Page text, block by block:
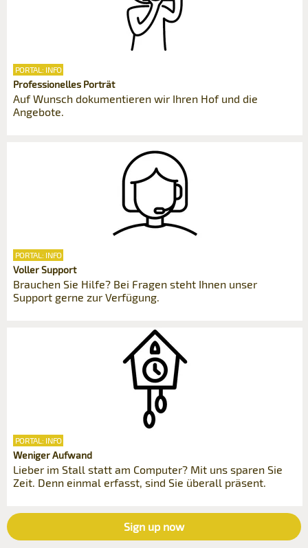
PORTAL: INFO
Professionelles Porträt
Auf Wunsch dokumentieren wir Ihren Hof und die
Angebote.
PORTAL: INFO
Voller Support
Brauchen Sie Hilfe? Bei Fragen steht Ihnen unser
Support gerne zur Verfügung.
PORTAL: INFO
Weniger Aufwand
Lieber im Stall statt am Computer? Mit uns sparen Sie
Zeit. Denn einmal erfasst, sind Sie überall präsent.
Sign up now